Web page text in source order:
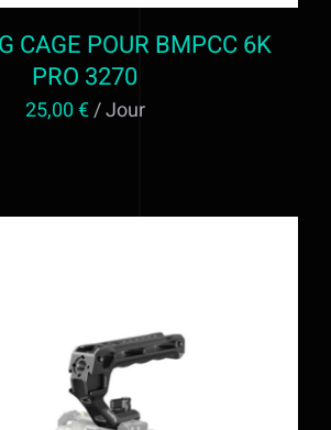
PHOTO VIDEO ET
AUDIOVISUEL à Valff entre
CAGE POUR BMPCC 6K
PRO 3270
25,00€/ Jour